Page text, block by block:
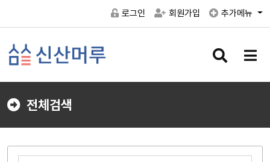
로그인 회원가입 추가메뉴
검
버
메
버
전체검색